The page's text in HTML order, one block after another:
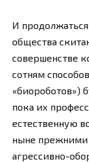
И
общества
совершенстве
сотням
«биороботов»)
пока их
естественную
ныне прежними
агрессивно-